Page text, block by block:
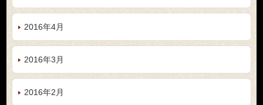
2016年4月
2016年3月
2016年2月